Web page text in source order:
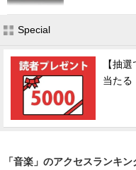
Special
【抽
当たる
「音楽」のアクセスランキン